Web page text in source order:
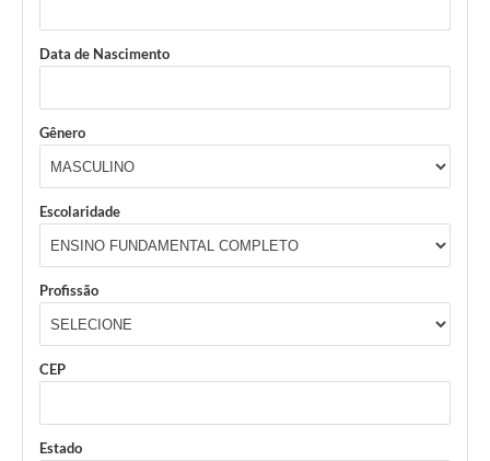
Data de Nascimento
Gênero
Escolaridade
Profissão
CEP
Estado